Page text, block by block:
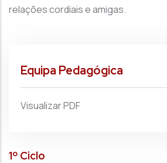
relações cordiais e amigas.
Equipa Pedagógica
Visualizar PDF
1º Ciclo